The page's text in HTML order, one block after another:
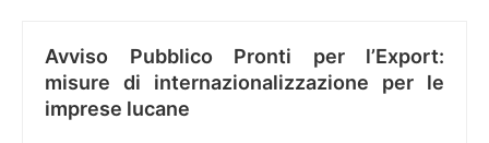
Avviso Pubblico Pronti per l’Export:
misure di internazionalizzazione per le
imprese lucane